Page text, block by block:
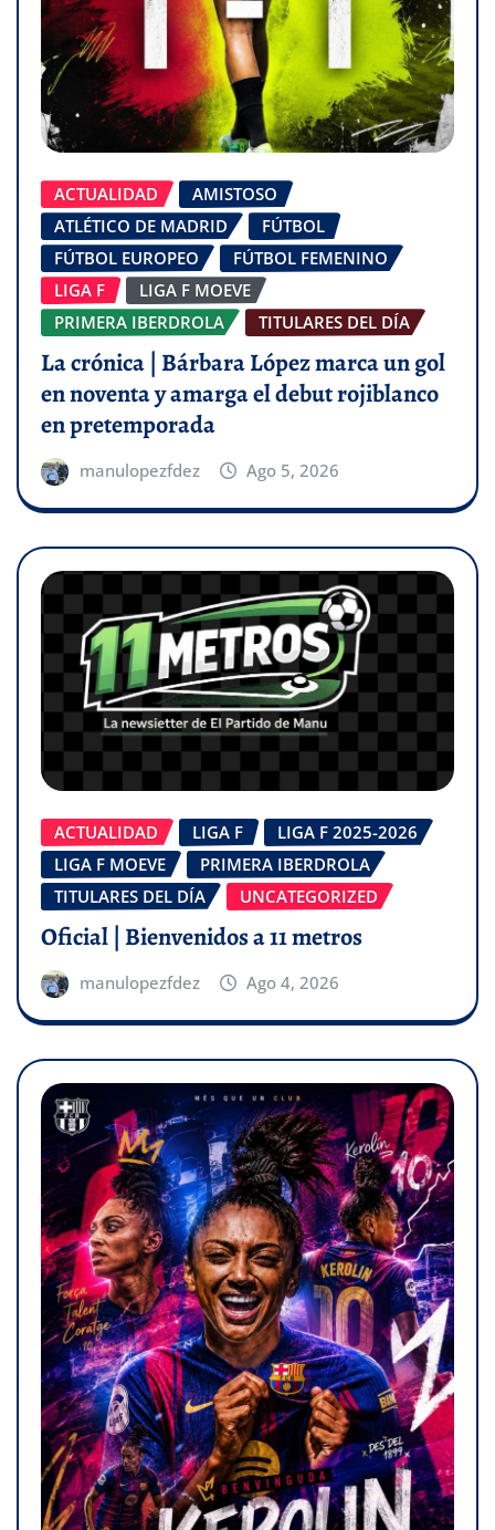
ACTUALIDAD
AMISTOSO
ATLÉTICO DE MADRID
FÚTBOL
FÚTBOL EUROPEO
FÚTBOL FEMENINO
LIGA F
LIGA F MOEVE
PRIMERA IBERDROLA
TITULARES DEL DÍA
La crónica | Bárbara López marca un gol
en noventa y amarga el debut rojiblanco
en pretemporada
manulopezfdez Ago 5, 2026
ACTUALIDAD LIGA F
LIGA F 2025-2026
LIGA F MOEVE
PRIMERA IBERDROLA
TITULARES DEL DÍA
UNCATEGORIZED
Oficial | Bienvenidos a 11 metros
manulopezfdez Ago 4, 2026